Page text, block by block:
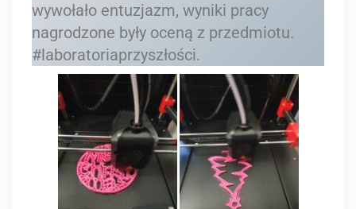
wywołało entuzjazm, wyniki pracy
nagrodzone były oceną z przedmiotu.
#laboratoriaprzyszłości.